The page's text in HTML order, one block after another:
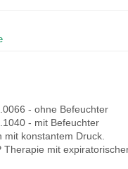
- ohne Befeuchter
- mit Befeuchter
mit konstantem Druck.
Therapie mit